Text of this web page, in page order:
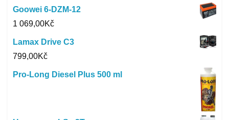
Goowei 6-DZM-12
1 069,00Kč
Lamax Drive C3
799,00Kč
Pro-Long Diesel Plus 500 ml